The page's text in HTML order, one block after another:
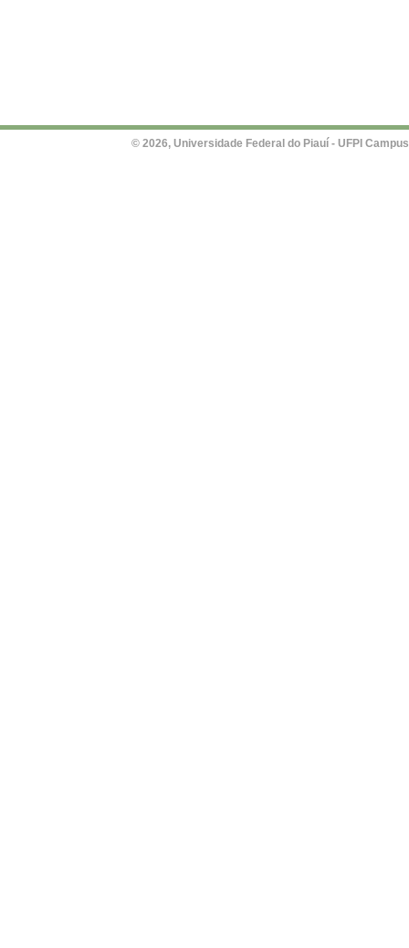
© 2026, Universidade Federal do Piauí - UFPI